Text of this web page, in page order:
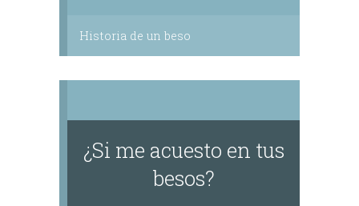
Historia de un beso
¿Si me acuesto en tus
besos?